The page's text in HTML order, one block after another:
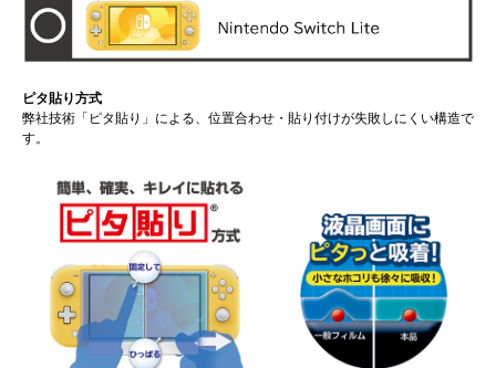
ピタ貼り方式
弊社技術「ピタ貼り」による、位置合わせ・貼り付けが失敗しにくい構造で
す。